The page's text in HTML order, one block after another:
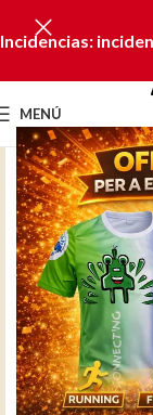
Incidencias:
MENÚ